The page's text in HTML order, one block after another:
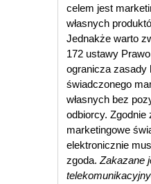
celem jest
własnych
Jednakże warto
172 ustawy
ogranicza zasady
świadczonego
własnych bez
odbiorcy. Zgodnie
marketingowe
elektronicznie
zgoda.Zakazane